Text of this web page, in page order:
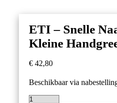
ETI – Snelle
Kleine
€ 42,80
Beschikbaar via